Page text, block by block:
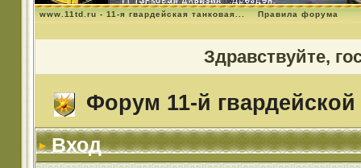
www.11td.ru - 11-я гвардейская танковая... Правила форума
Здравствуйте,
Форум 11-й гвардейской
Вход